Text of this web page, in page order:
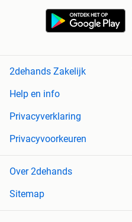
2dehands Zakelijk
Help en info
Privacyverklaring
Privacyvoorkeuren
Over 2dehands
Sitemap